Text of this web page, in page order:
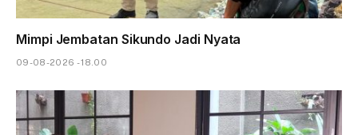
Mimpi Jembatan Sikundo Jadi Nyata
09-08-2026 - 18.00